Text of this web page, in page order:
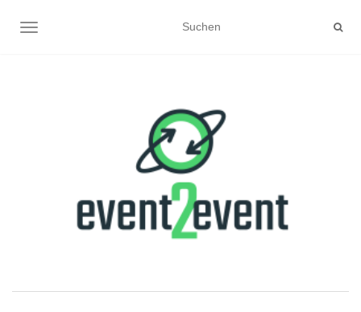
NAVIGATION UMSCHALTEN